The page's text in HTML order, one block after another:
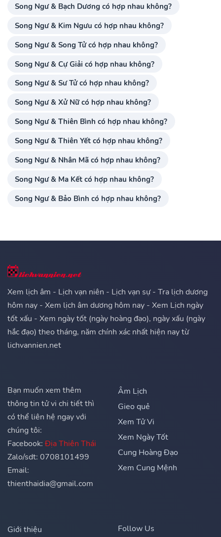
Song Ngư & Bạch Dương có hợp nhau không?
Song Ngư & Kim Ngưu có hợp nhau không?
Song Ngư & Song Tử có hợp nhau không?
Song Ngư & Cự Giải có hợp nhau không?
Song Ngư & Sư Tử có hợp nhau không?
Song Ngư & Xử Nữ có hợp nhau không?
Song Ngư & Thiên Bình có hợp nhau không?
Song Ngư & Thiên Yết có hợp nhau không?
Song Ngư & Nhân Mã có hợp nhau không?
Song Ngư & Ma Kết có hợp nhau không?
Song Ngư & Bảo Bình có hợp nhau không?
Xem lịch âm - Lịch vạn niên - Lịch vạn sự - Tra lịch dương
hôm nay - Xem lịch âm dương hôm nay - Xem Lịch ngày
tốt xấu - Xem ngày tốt (ngày hoàng đạo), ngày xấu (ngày
hắc đạo) theo tháng, năm chính xác nhất hiện nay từ
lichvannien.net
Bạn muốn xem thêm
thông tin tử vi chi tiết thì
có thể liên hệ ngay với
chúng tôi:
Facebook: Địa Thiên Thái
Zalo/sdt: 0708101499
Email:
thienthaidia@gmail.com
Âm Lịch
Gieo quẻ
Xem Tử Vi
Xem Ngày Tốt
Cung Hoàng Đạo
Xem Cung Mệnh
Giới thiệu Follow Us